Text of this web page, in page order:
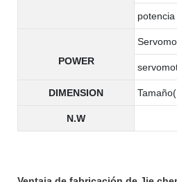
POWER
DIMENSION
N.W